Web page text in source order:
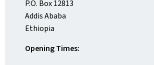
P.O. Box 12813
Addis Ababa
Ethiopia
Opening Times: